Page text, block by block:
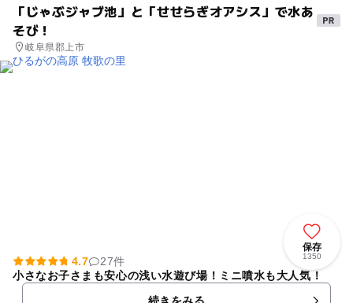
「じゃぶジャブ池」と「せせらぎオアシス」で水あ
そび！
岐阜県郡上市
保存
1350
4.7
27件
小さなお子さまも安心の浅い水遊び場！ミニ噴水も大人気！